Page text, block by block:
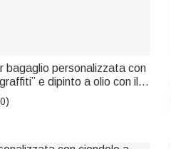
bagaglio personalizzata con
e dipinto a olio con il
domestico – Accessorio
di compleanno per gli
e gli